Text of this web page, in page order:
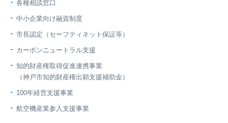
各種相談窓口
中小企業向け融資制度
市長認定（セーフティネット保証等）
カーボンニュートラル支援
知的財産権取得促進連携事業
（神戸市知的財産権出願支援補助金）
100年経営支援事業
航空機産業参入支援事業